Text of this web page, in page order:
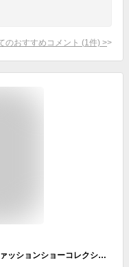
のおすすめコメント (1 件) >
JILL STUART ジルスチュアート リボンファッションショーコレクション【2025 クリスマス コフレ 限定商品】【11/5以降順次発送予定】【送料無料※北海道・沖縄を除く】【代引不可】【日時指定不可】【プレゼントキャンペーン中】